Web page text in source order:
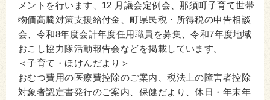
メントを行います、12 月議会定例会、那須町子育て世帯
物価高騰対策支援給付金、町県民税・所得税の申告相談
会、令和8年度会計年度任用職員を募集、令和7年度地域
おこし協力隊活動報告会などを掲載しています。
＜子育て・ほけんだより＞
おむつ費用の医療費控除のご案内、税法上の障害者控除
対象者認定書発行のご案内、保健だより、休日・年末年